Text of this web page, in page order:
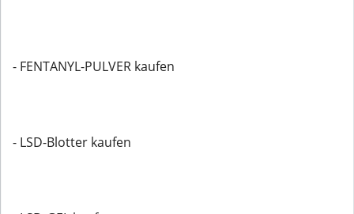
- FENTANYL-PULVER kaufen
- LSD-Blotter kaufen